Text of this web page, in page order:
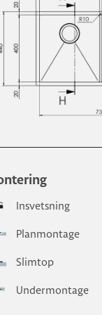
Insvetsning
Planmontage
Slimtop
Undermontage